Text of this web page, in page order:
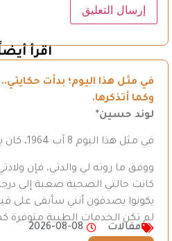
اقرأ
في مثل هذا اليوم؛ بدأت
وكما أتذكرها.
لوند حسين*
في مثل هذا اليوم 8 آب 1964، كان يوم قدومي إلى هذه الدنيا.
ووفق ما روته لي والدتي، فإن
كانت حالتي الصحية صعبة إلى
يكونوا يصدقون أنني سأبقى على
لم تكن الخدمات الطبية متوفرة
مقالات
2026-08-08